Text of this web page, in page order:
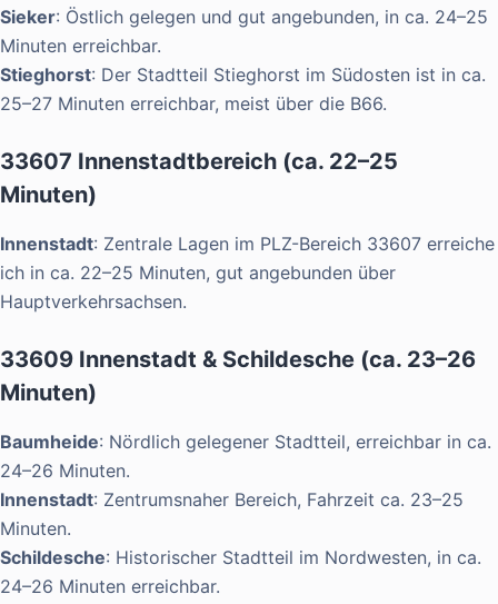
Sieker: Östlich gelegen und gut angebunden, in ca. 24–25
Minuten erreichbar.
Stieghorst: Der Stadtteil Stieghorst im Südosten ist in ca.
25–27 Minuten erreichbar, meist über die B66.
33607 Innenstadtbereich (ca. 22–25
Minuten)
Innenstadt: Zentrale Lagen im PLZ-Bereich 33607 erreiche
ich in ca. 22–25 Minuten, gut angebunden über
Hauptverkehrsachsen.
33609 Innenstadt & Schildesche (ca. 23–26
Minuten)
Baumheide: Nördlich gelegener Stadtteil, erreichbar in ca.
24–26 Minuten.
Innenstadt: Zentrumsnaher Bereich, Fahrzeit ca. 23–25
Minuten.
Schildesche: Historischer Stadtteil im Nordwesten, in ca.
24–26 Minuten erreichbar.